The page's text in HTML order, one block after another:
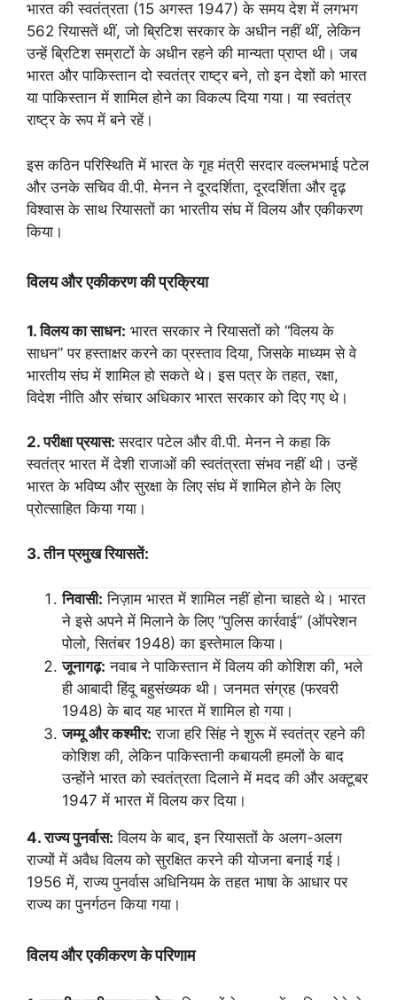
भारत की स्वतंत्रता (15 अगस्त 1947) के समय देश में लगभग
562 रियासतें थीं, जो ब्रिटिश सरकार के अधीन नहीं थीं, लेकिन
उन्हें ब्रिटिश सम्राटों के अधीन रहने की मान्यता प्राप्त थी। जब
भारत और पाकिस्तान दो स्वतंत्र राष्ट्र बने, तो इन देशों को भारत
या पाकिस्तान में शामिल होने का विकल्प दिया गया। या स्वतंत्र
राष्ट्र के रूप में बने रहें।
इस कठिन परिस्थिति में भारत के गृह मंत्री सरदार वल्लभभाई पटेल
और उनके सचिव वी.पी. मेनन ने दूरदर्शिता, दूरदर्शिता और दृढ़
विश्वास के साथ रियासतों का भारतीय संघ में विलय और एकीकरण
किया।
विलय और एकीकरण की प्रक्रिया
1. विलय का साधन: भारत सरकार ने रियासतों को “विलय के
साधन” पर हस्ताक्षर करने का प्रस्ताव दिया, जिसके माध्यम से वे
भारतीय संघ में शामिल हो सकते थे। इस पत्र के तहत, रक्षा,
विदेश नीति और संचार अधिकार भारत सरकार को दिए गए थे।
2. परीक्षा प्रयास:सरदार पटेल और वी.पी. मेनन ने कहा कि
स्वतंत्र भारत में देशी राजाओं की स्वतंत्रता संभव नहीं थी। उन्हें
भारत के भविष्य और सुरक्षा के लिए संघ में शामिल होने के लिए
प्रोत्साहित किया गया।
3. तीन प्रमुख रियासतें:
निवासी: निज़ाम भारत में शामिल नहीं होना चाहते थे। भारत
ने इसे अपने में मिलाने के लिए “पुलिस कार्रवाई” (ऑपरेशन
पोलो, सितंबर 1948) का इस्तेमाल किया।
जूनागढ़: नवाब ने पाकिस्तान में विलय की कोशिश की, भले
ही आबादी हिंदू बहुसंख्यक थी। जनमत संग्रह (फरवरी
1948) के बाद यह भारत में शामिल हो गया।
जम्मू और कश्मीर: राजा हरि सिंह ने शुरू में स्वतंत्र रहने की
कोशिश की, लेकिन पाकिस्तानी कबायली हमलों के बाद
उन्होंने भारत को स्वतंत्रता दिलाने में मदद की और अक्टूबर
1947 में भारत में विलय कर दिया।
4. राज्य पुनर्वास: विलय के बाद, इन रियासतों के अलग-अलग
राज्यों में अवैध विलय को सुरक्षित करने की योजना बनाई गई।
1956 में, राज्य पुनर्वास अधिनियम के तहत भाषा के आधार पर
राज्य का पुनर्गठन किया गया।
विलय और एकीकरण के परिणाम